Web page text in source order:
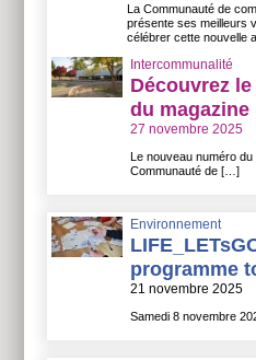
La Communauté de
présente ses meilleurs
célébrer cette nouvelle
Intercommunalité
Découvrez
du magazine
27 novembre 2025
Le nouveau numéro du
Communauté de […]
Environnement
programme
21 novembre 2025
Samedi 8 novembre